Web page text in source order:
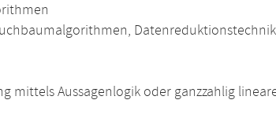
Aussagenlogik oder ganzzahlig